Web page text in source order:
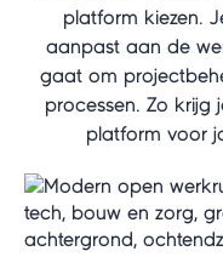
platform kiezen.
aanpast aan de
gaat om
processen. Zo krijg
platform voor